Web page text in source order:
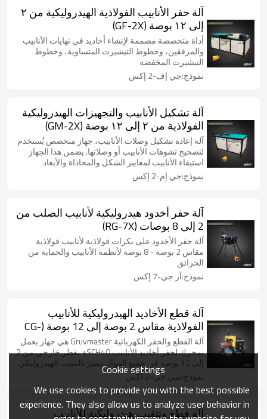
آلة حفر الأنابيب الفولاذية الهيدروليكية من ٢
إلى ١٢ بوصة (GF-2X)
أداة متخصصة مصممة لإنشاء أخاديد في نهايات الأنابيب
والمرفقين، وخطوط التيشيرت المتساوية، وخطوط
التيشيرت المخفضة
نموذج:جي إف-2 إكس
آلة تشكيل الأنابيب والتجهيزات الهيدروليكية
الفولاذية من ٢ إلى ١٢ بوصة (GM-2X)
آلة إعادة تشكيل وصلات الأنابيب، جهاز متخصص يُستخدم
لتصحيح تشوهات الأنابيب أو وصلاتها. يضمن هذا الجهاز
استيفاء الأنابيب لمعايير الشكل والمحاذاة والأبعاد
المطلوبة للتركيب والاستخدام.
نموذج:جي إم-2 إكس
آلة حفر أخدود هيدروليكية لأنابيب الصلب من
2 إلى 8 بوصات (RG-7X)
آلة حفر الأخدود على بكرات فولاذية لأنابيب فولاذية
مقاس 2 بوصة - 8 بوصة لأنظمة الأنابيب والحماية من
الحرائق
نموذج:آر جي-7 إكس
آلة قطع الأخاديد الهيدروليكية للأنابيب
الفولاذية مقاس 2 بوصة إلى 12 بوصة (CG-
2X)
آلة القطع والحفر الكهربائية Gruvmaster هي جهاز يعمل
بمحرك لحفر أخاديد الأنابيب SCH40+ بقطر خارجي من 2
إلى 12 بوصة في جميع المواد. تتميز بالتثبيت الهيدروليكي
والتغذية اليدوية وشفرة القطع لحفر أخاديد دقيقة. مثالية
للاستخدام في مواقع العمل الشاقة وورش العمل.
نموذج:سي جي-2 اكس
آلة قطع وتثقيب هيدروليكية للأنابيب
Cookie settings
We use cookies to provide you with the best possible
experience. They also allow us to analyze user behavior in